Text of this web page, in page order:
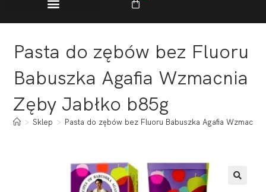
Pasta do zębów bez Fluoru
Babuszka Agafia Wzmacnia
Zęby Jabłko b85g
> Sklep > Pasta do zębów bez Fluoru Babuszka Agafia Wzmacnia